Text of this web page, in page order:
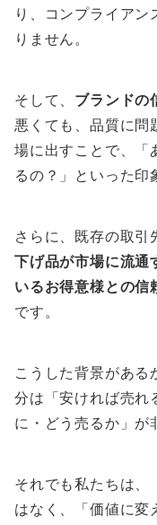
り、コンプライアン
りません。
そして、 ブランドの
悪くても、品質に問
場に出すことで、「
るの？」といった印
さらに、既存の取引
下げ品が市場に流通
いるお得意様との信
です。
こうした背景がある
分は「安ければ売れ
に・どう売るか」が
それでも私たちは、
はなく、「価値に変